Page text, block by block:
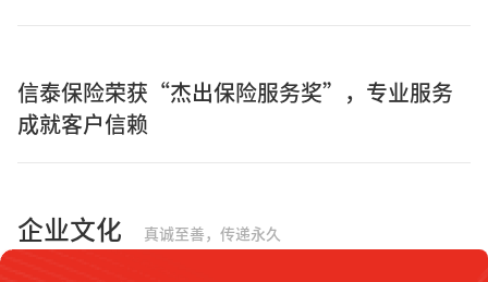
信泰保险荣获“杰出保险服务奖”，专业服务
成就客户信赖
企业文化 真诚至善，传递永久